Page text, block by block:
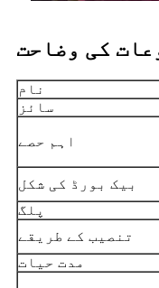
نام
سائز
اہم حصے
بیک بورڈ کی شکل
پلگ
تنصیب کے طریقے
مدت حیات